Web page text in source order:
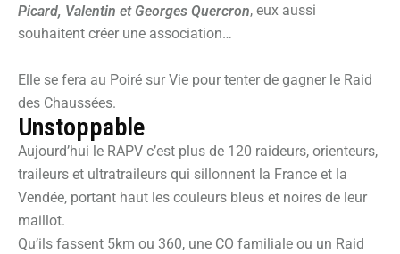
Picard, Valentin et Georges Quercron, eux aussi
souhaitent créer une association…
Elle se fera au Poiré sur Vie pour tenter de gagner le Raid
des Chaussées.
Unstoppable
Aujourd’hui le RAPV c’est plus de 120 raideurs, orienteurs,
traileurs et ultratraileurs qui sillonnent la France et la
Vendée, portant haut les couleurs bleus et noires de leur
maillot.
Qu’ils fassent 5km ou 360, une CO familiale ou un Raid